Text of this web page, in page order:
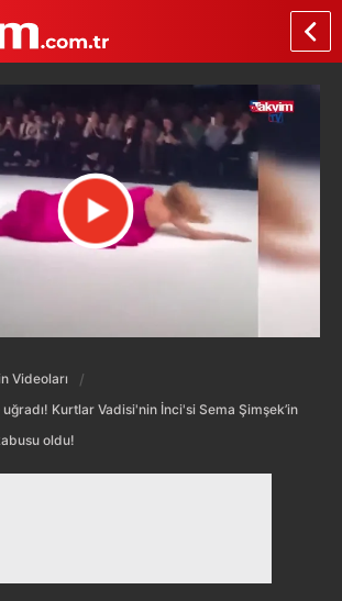
Videoları
Kurtlar Vadisi'nin İnci'si Sema Şimşek’in
oldu!